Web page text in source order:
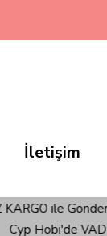
İletişim
VADE FARKSIZ